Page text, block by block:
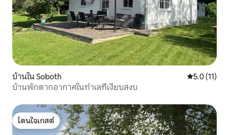
บ้านใน Soboth คะแนนเฉลี่ย
5.0 (11)
บ้านพักตากอากาศในทำเลที่เงียบสงบ
โดนใจเกสต์
โดนใจเกสต์